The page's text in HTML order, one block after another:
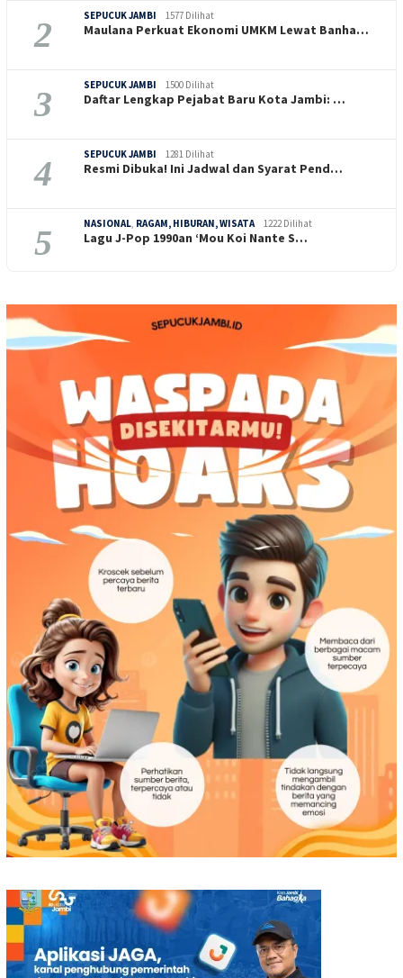
2 SEPUCUK JAMBI 1577 Dilihat
Maulana Perkuat Ekonomi UMKM Lewat Banha…
3 SEPUCUK JAMBI 1500 Dilihat
Daftar Lengkap Pejabat Baru Kota Jambi: …
4 SEPUCUK JAMBI 1281 Dilihat
Resmi Dibuka! Ini Jadwal dan Syarat Pend…
5 NASIONAL, RAGAM, HIBURAN, WISATA 1222 Dilihat
Lagu J-Pop 1990an ‘Mou Koi Nante S…